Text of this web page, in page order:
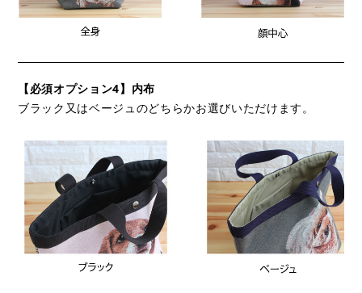
【必須オプション4】内布
ブラック又はベージュのどちらかお選びいただけます。